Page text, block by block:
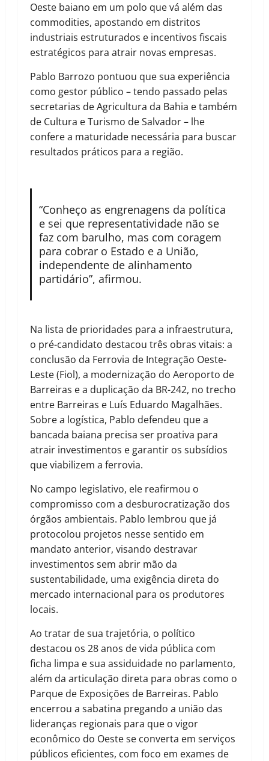
Oeste baiano em um polo que vá além das
commodities, apostando em distritos
industriais estruturados e incentivos fiscais
estratégicos para atrair novas empresas.
Pablo Barrozo pontuou que sua experiência
como gestor público – tendo passado pelas
secretarias de Agricultura da Bahia e também
de Cultura e Turismo de Salvador – lhe
confere a maturidade necessária para buscar
resultados práticos para a região.
“Conheço as engrenagens da política
e sei que representatividade não se
faz com barulho, mas com coragem
para cobrar o Estado e a União,
independente de alinhamento
partidário”, afirmou.
Na lista de prioridades para a infraestrutura,
o pré-candidato destacou três obras vitais: a
conclusão da Ferrovia de Integração Oeste-
Leste (Fiol), a modernização do Aeroporto de
Barreiras e a duplicação da BR-242, no trecho
entre Barreiras e Luís Eduardo Magalhães.
Sobre a logística, Pablo defendeu que a
bancada baiana precisa ser proativa para
atrair investimentos e garantir os subsídios
que viabilizem a ferrovia.
No campo legislativo, ele reafirmou o
compromisso com a desburocratização dos
órgãos ambientais. Pablo lembrou que já
protocolou projetos nesse sentido em
mandato anterior, visando destravar
investimentos sem abrir mão da
sustentabilidade, uma exigência direta do
mercado internacional para os produtores
locais.
Ao tratar de sua trajetória, o político
destacou os 28 anos de vida pública com
ficha limpa e sua assiduidade no parlamento,
além da articulação direta para obras como o
Parque de Exposições de Barreiras. Pablo
encerrou a sabatina pregando a união das
lideranças regionais para que o vigor
econômico do Oeste se converta em serviços
públicos eficientes, com foco em exames de